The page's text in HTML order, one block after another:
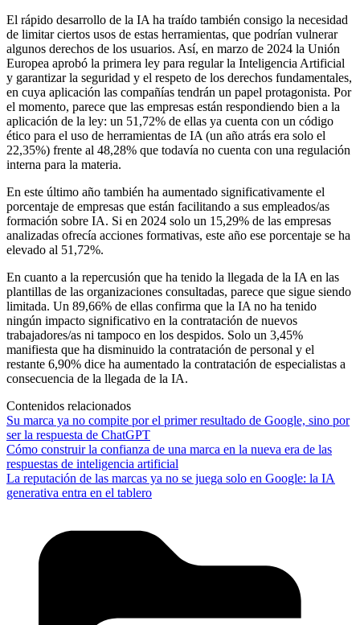
El rápido desarrollo de la IA ha traído también consigo la necesidad
de limitar ciertos usos de estas herramientas, que podrían vulnerar
algunos derechos de los usuarios. Así, en marzo de 2024 la Unión
Europea aprobó la primera ley para regular la Inteligencia Artificial
y garantizar la seguridad y el respeto de los derechos fundamentales,
en cuya aplicación las compañías tendrán un papel protagonista. Por
el momento, parece que las empresas están respondiendo bien a la
aplicación de la ley: un 51,72% de ellas ya cuenta con un código
ético para el uso de herramientas de IA (un año atrás era solo el
22,35%) frente al 48,28% que todavía no cuenta con una regulación
interna para la materia.
En este último año también ha aumentado significativamente el
porcentaje de empresas que están facilitando a sus empleados/as
formación sobre IA. Si en 2024 solo un 15,29% de las empresas
analizadas ofrecía acciones formativas, este año ese porcentaje se ha
elevado al 51,72%.
En cuanto a la repercusión que ha tenido la llegada de la IA en las
plantillas de las organizaciones consultadas, parece que sigue siendo
limitada. Un 89,66% de ellas confirma que la IA no ha tenido
ningún impacto significativo en la contratación de nuevos
trabajadores/as ni tampoco en los despidos. Solo un 3,45%
manifiesta que ha disminuido la contratación de personal y el
restante 6,90% dice ha aumentado la contratación de especialistas a
consecuencia de la llegada de la IA.
Contenidos relacionados
Su marca ya no compite por el primer resultado de Google, sino por
ser la respuesta de ChatGPT
Cómo construir la confianza de una marca en la nueva era de las
respuestas de inteligencia artificial
La reputación de las marcas ya no se juega solo en Google: la IA
generativa entra en el tablero